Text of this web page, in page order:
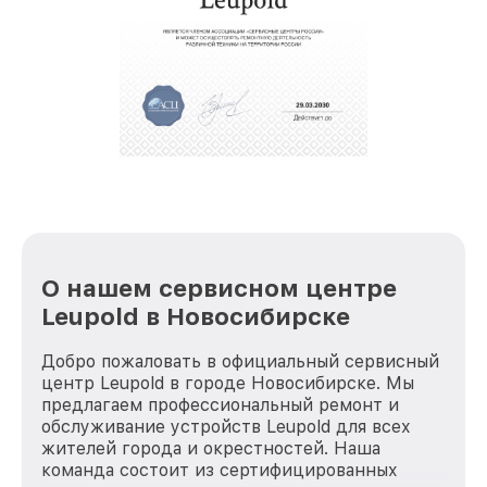
крупногабаритной техники, которые
обеспечат доставку устройств в сервис в
полной сохранности и бесплатно.
положительные отзывы и обрели отличную
репутацию. Мы постоянно совершенствуемся и
О нашем сервисном центре
Leupold в Новосибирске
Добро пожаловать в официальный сервисный
центр Leupold в городе Новосибирске. Мы
предлагаем профессиональный ремонт и
обслуживание устройств Leupold для всех
жителей города и окрестностей. Наша
команда состоит из сертифицированных